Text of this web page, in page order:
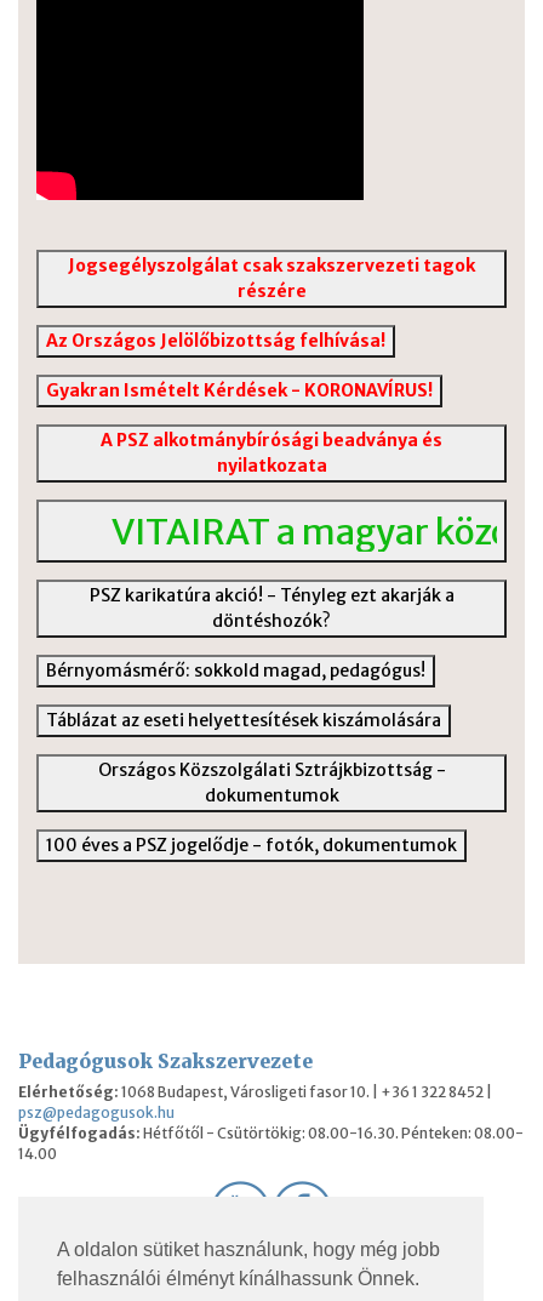
A oldalon sütiket használunk, hogy még jobb
felhasználói élményt kínálhassunk Önnek.
Jogsegélyszolgálat csak szakszervezeti tagok
részére
Az Országos Jelölőbizottság felhívása!
Gyakran Ismételt Kérdések - KORONAVÍRUS!
A PSZ alkotmánybírósági beadványa és
nyilatkozata
VITAIRAT a magyar
PSZ karikatúra akció! - Tényleg ezt akarják a
döntéshozók?
Bérnyomásmérő: sokkold magad, pedagógus!
Táblázat az eseti helyettesítések kiszámolására
Országos Közszolgálati Sztrájkbizottság -
dokumentumok
100 éves a PSZ jogelődje - fotók, dokumentumok
Pedagógusok Szakszervezete
Elérhetőség: 1068 Budapest, Városligeti fasor 10. | +36 1 322 8452 |
psz@pedagogusok.hu
Ügyfélfogadás: Hétfőtől - Csütörtökig: 08.00-16.30. Pénteken: 08.00-
14.00
© 2026 Pedagógusok Szakszervezete. Minden jog
fenntartva.